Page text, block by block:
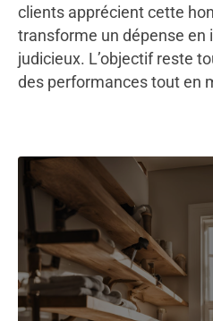
clients apprécient cette
transforme un dépense en
judicieux. L’objectif reste
des performances tout en